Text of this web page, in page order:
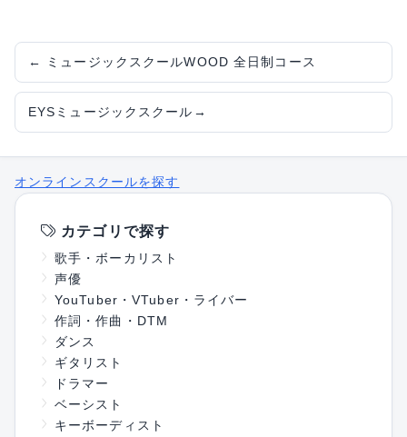
← ミュージックスクールWOOD 全日制コース
EYSミュージックスクール →
オンラインスクールを探す
カテゴリで探す
歌手・ボーカリスト
声優
YouTuber・VTuber・ライバー
作詞・作曲・DTM
ダンス
ギタリスト
ドラマー
ベーシスト
キーボーディスト